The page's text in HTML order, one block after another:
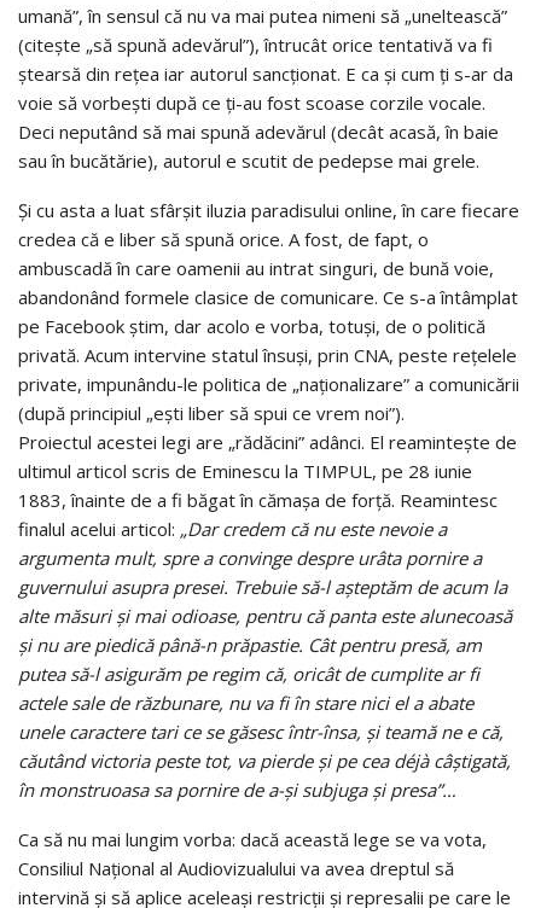
umană”, în sensul că nu va mai putea nimeni să „uneltească”
(citește „să spună adevărul”), întrucât orice tentativă va fi
ștearsă din rețea iar autorul sancționat. E ca și cum ți s-ar da
voie să vorbești după ce ți-au fost scoase corzile vocale.
Deci neputând să mai spună adevărul (decât acasă, în baie
sau în bucătărie), autorul e scutit de pedepse mai grele.
Și cu asta a luat sfârșit iluzia paradisului online, în care fiecare
credea că e liber să spună orice. A fost, de fapt, o
ambuscadă în care oamenii au intrat singuri, de bună voie,
abandonând formele clasice de comunicare. Ce s-a întâmplat
pe Facebook știm, dar acolo e vorba, totuși, de o politică
privată. Acum intervine statul însuși, prin CNA, peste rețelele
private, impunându-le politica de „naționalizare” a comunicării
(după principiul „ești liber să spui ce vrem noi”).
Proiectul acestei legi are „rădăcini” adânci. El reamintește de
ultimul articol scris de Eminescu la TIMPUL, pe 28 iunie
1883, înainte de a fi băgat în cămașa de forță. Reamintesc
finalul acelui articol: „Dar credem că nu este nevoie a
argumenta mult, spre a convinge despre urâta pornire a
guvernului asupra presei. Trebuie să-l așteptăm de acum la
alte măsuri și mai odioase, pentru că panta este alunecoasă
și nu are piedică până-n prăpastie. Cât pentru presă, am
putea să-l asigurăm pe regim că, oricât de cumplite ar fi
actele sale de răzbunare, nu va fi în stare nici el a abate
unele caractere tari ce se găsesc într-însa, și teamă ne e că,
căutând victoria peste tot, va pierde și pe cea déjà câștigată,
în monstruoasa sa pornire de a-și subjuga și presa”…
Ca să nu mai lungim vorba: dacă această lege se va vota,
Consiliul Național al Audiovizualului va avea dreptul să
intervină și să aplice aceleași restricții și represalii pe care le